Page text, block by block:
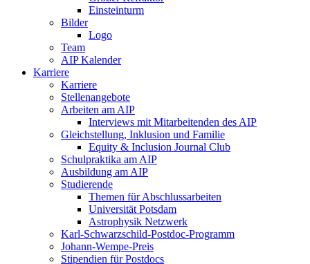
Einsteinturm
Bilder
Logo
Team
AIP Kalender
Karriere
Karriere
Stellenangebote
Arbeiten am AIP
Interviews mit Mitarbeitenden des AIP
Gleichstellung, Inklusion und Familie
Equity & Inclusion Journal Club
Schulpraktika am AIP
Ausbildung am AIP
Studierende
Themen für Abschlussarbeiten
Universität Potsdam
Astrophysik Netzwerk
Karl-Schwarzschild-Postdoc-Programm
Johann-Wempe-Preis
Stipendien für Postdocs